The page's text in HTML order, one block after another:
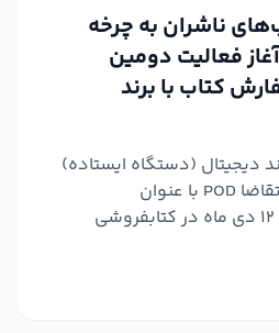
ناشران به چرخه
فعالیت دومين
کتاب با برند
دیجیتال (دستگاه ایستاده)
سامانه چاپ بر اساس تقاضا POD با عنوان
«می‌خوانم» چهارشنبه ۱۲ دی ماه در کتابفروشی